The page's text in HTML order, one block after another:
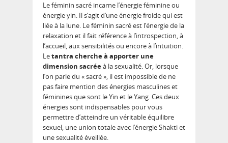
Le féminin sacré incarne l’énergie féminine ou
énergie yin. Il s’agit d’une énergie froide qui est
liée à la lune. Le féminin sacré est l’énergie de la
relaxation et il fait référence à l’introspection, à
l’accueil, aux sensibilités ou encore à l’intuition.
Letantra cherche à apporter une
dimension sacréeà la sexualité. Or, lorsque
l’on parle du « sacré », il est impossible de ne
pas faire mention des énergies masculines et
féminines que sont le Yin et le Yang. Ces deux
énergies sont indispensables pour vous
permettre d’atteindre un véritable équilibre
sexuel, une union totale avec l’énergie Shakti et
une sexualité éveillée.